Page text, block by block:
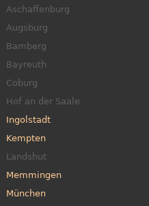
Aschaffenburg
Augsburg
Bamberg
Bayreuth
Coburg
Hof an der Saale
Ingolstadt
Kempten
Landshut
Memmingen
München